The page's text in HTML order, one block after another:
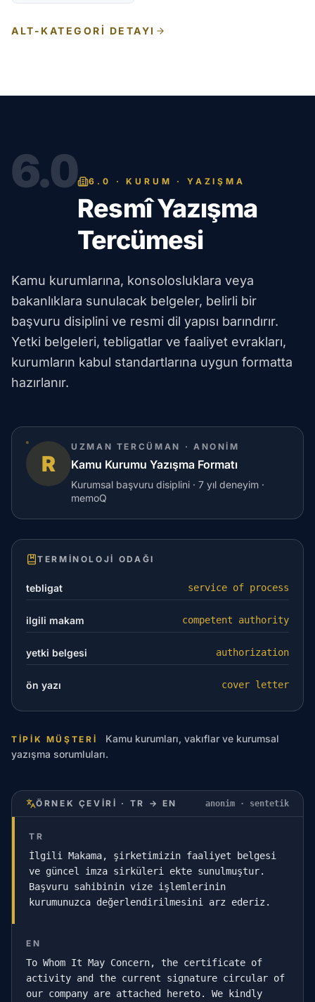
ALT-KATEGORI DETAYI
6.0 6.0 · KURUM · YAZIŞMA
Resmî Yazışma
Tercümesi
Kamu kurumlarına, konsolosluklara veya
bakanlıklara sunulacak belgeler, belirli bir
başvuru disiplini ve resmi dil yapısı barındırır.
Yetki belgeleri, tebligatlar ve faaliyet evrakları,
kurumların kabul standartlarına uygun formatta
hazırlanır.
R
UZMAN TERCÜMAN · ANONIM
Kamu Kurumu Yazışma Formatı
Kurumsal başvuru disiplini · 7 yıl deneyim ·
memoQ
TERMINOLOJI ODAĞI
tebligat service of process
ilgili makam competent authority
yetki belgesi authorization
ön yazı cover letter
TIPIK MÜŞTERI
Kamu kurumları, vakıflar ve kurumsal
yazışma sorumluları.
ÖRNEK ÇEVIRI · TR → EN anonim · sentetik
TR
İlgili Makama, şirketimizin faaliyet belgesi
ve güncel imza sirküleri ekte sunulmuştur.
Başvuru sahibinin vize işlemlerinin
kurumunuzca değerlendirilmesini arz ederiz.
EN
To Whom It May Concern, the certificate of
activity and the current signature circular of
our company are attached hereto. We kindly